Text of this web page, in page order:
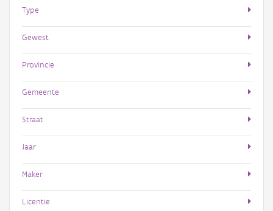
Type
Gewest
Provincie
Gemeente
Straat
Jaar
Maker
Licentie